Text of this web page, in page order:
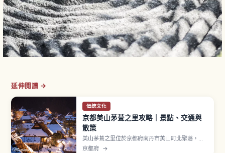
延伸閱讀 →
伝統文化
京都美山茅葺之里攻略｜景點、交通與
散策
美山茅葺之里位於京都府南丹市美山町北聚落，約
有50戶其中39棟為茅葺屋頂民宅。現存最古老的建
京都府 →